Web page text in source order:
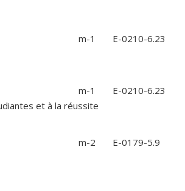
m-1 E-0210-6.23
m-1 E-0210-6.23
et à la réussite
m-2 E-0179-5.9